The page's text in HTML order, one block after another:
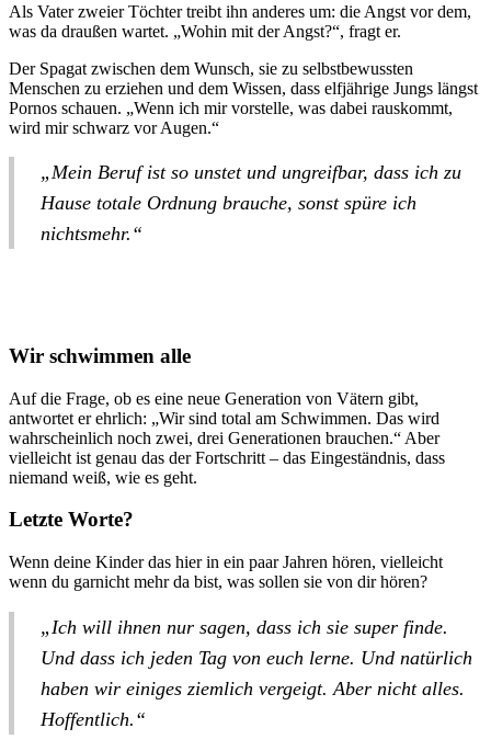
Als Vater zweier Töchter treibt ihn anderes um: die Angst vor dem,
was da draußen wartet. „Wohin mit der Angst?“, fragt er.
Der Spagat zwischen dem Wunsch, sie zu selbstbewussten
Menschen zu erziehen und dem Wissen, dass elfjährige Jungs längst
Pornos schauen. „Wenn ich mir vorstelle, was dabei rauskommt,
wird mir schwarz vor Augen.“
„Mein Beruf ist so unstet und ungreifbar, dass ich zu
Hause totale Ordnung brauche, sonst spüre ich
nichtsmehr.“
Wir schwimmen alle
Auf die Frage, ob es eine neue Generation von Vätern gibt,
antwortet er ehrlich: „Wir sind total am Schwimmen. Das wird
wahrscheinlich noch zwei, drei Generationen brauchen.“ Aber
vielleicht ist genau das der Fortschritt – das Eingeständnis, dass
niemand weiß, wie es geht.
Letzte Worte?
Wenn deine Kinder das hier in ein paar Jahren hören, vielleicht
wenn du garnicht mehr da bist, was sollen sie von dir hören?
„Ich will ihnen nur sagen, dass ich sie super finde.
Und dass ich jeden Tag von euch lerne. Und natürlich
haben wir einiges ziemlich vergeigt. Aber nicht alles.
Hoffentlich.“